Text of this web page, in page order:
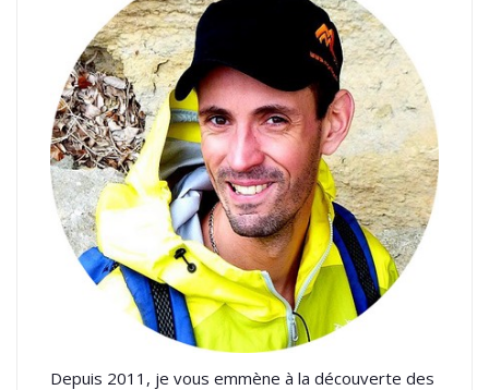
Depuis 2011, je vous emmène à la découverte des